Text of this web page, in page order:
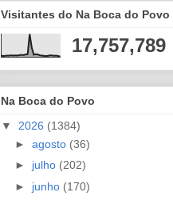
Visitantes do Na Boca do Povo
17,757,789
Na Boca do Povo
▼ 2026 (1384)
► agosto (36)
► julho (202)
► junho (170)